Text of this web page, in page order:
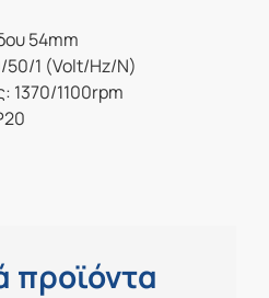
54mm
50/1 (Volt/Hz/N)
1370/1100rpm
προϊόντα